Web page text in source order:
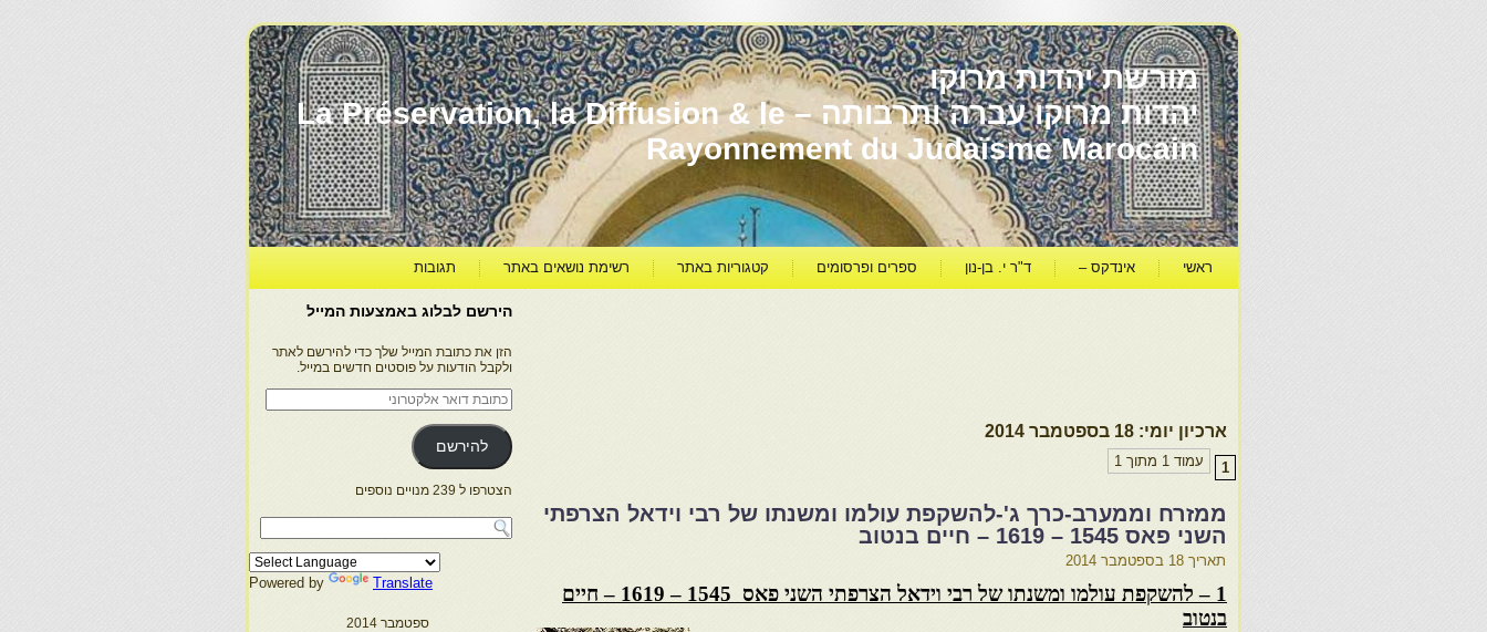
מורשת יהדות מרוקו
יהדות מרוקו עברה ותרבותה – La Préservation, la Diffusion & le
Rayonnement du Judaïsme Marocain
ראשי אינדקס – ד"ר י. בן-נון ספרים ופרסומים קטגוריות באתר רשימת נושאים באתר תגובות
ארכיון יומי: 18 בספטמבר 2014
עמוד 1 מתוך 1 1
ממזרח וממערב-כרך ג'-להשקפת עולמו ומשנתו של רבי וידאל הצרפתי
השני פאס 1545 – 1619 – חיים בנטוב
תאריך 18 בספטמבר 2014
1 – להשקפת עולמו ומשנתו של רבי וידאל הצרפתי השני פאס 1545 – 1619 – חיים
בנטוב
הירשם לבלוג באמצעות המייל
הזן את כתובת המייל שלך כדי להירשם לאתר
ולקבל הודעות על פוסטים חדשים במייל.
כתובת
דואר
אלקטרוני
להירשם
הצטרפו ל 239 מנויים נוספים
Powered by Translate
ספטמבר 2014